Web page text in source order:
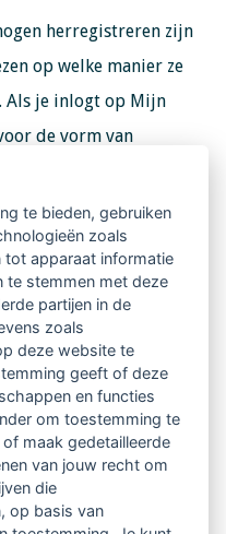
herregistreren zijn
op welke manier ze
Als je inlogt op Mijn
de vorm van
hoopt
de huidige tijd en bij
LVSC werkzaam zijn.
website:
te bieden, gebruiken
zoals
apparaat informatie
te stemmen met deze
partijen in de
zoals
deze website te
geeft of deze
en functies
om toestemming te
maak gedetailleerde
van jouw recht om
die
op basis van